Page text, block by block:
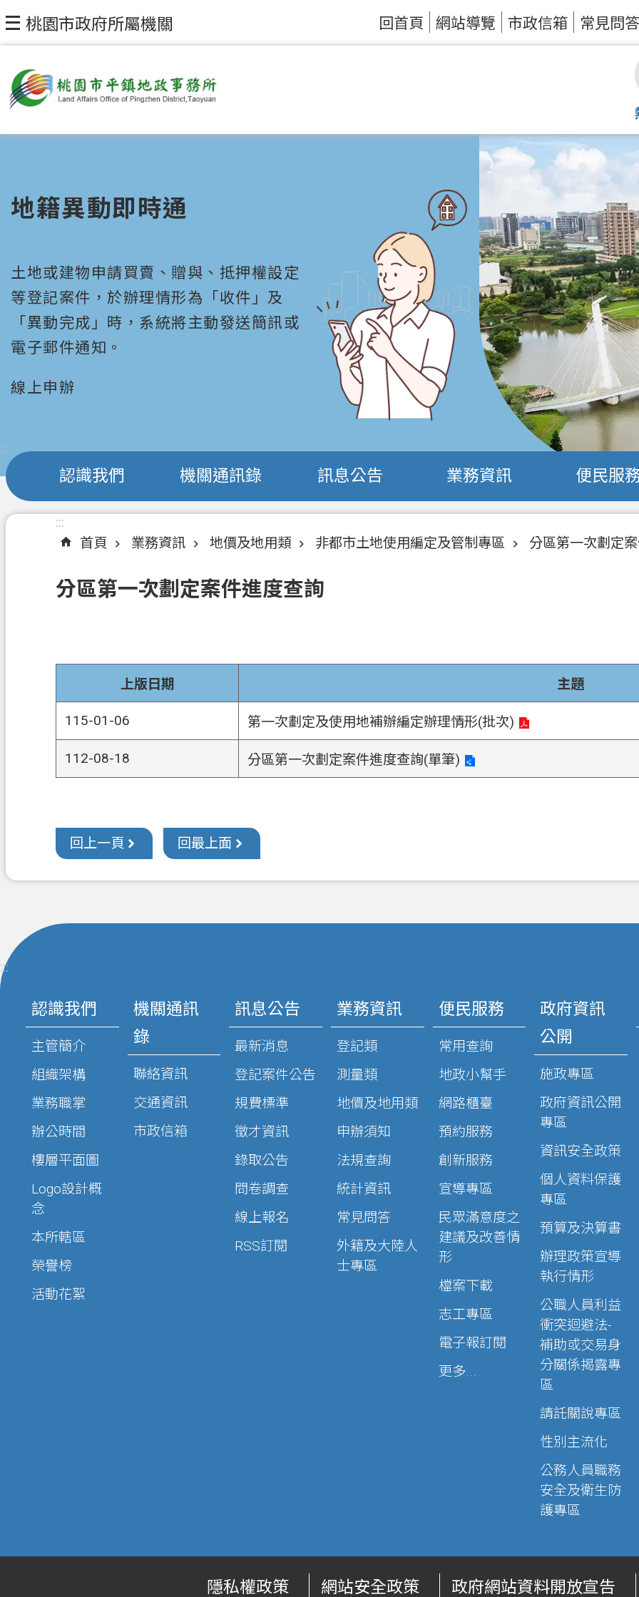
桃園市政府所屬機關 回首頁 網站導覽 市政信箱 常見問答
地籍異動即時通
土地或建物申請買賣、贈與、抵押權設定
等登記案件，於辦理情形為「收件」及
「異動完成」時，系統將主動發送簡訊或
電子郵件通知。
線上申辦
:::
認識我們 機關通訊錄 訊息公告 業務資訊 便民服
:::
首頁
業務資訊 地價及地用類 非都市土地使用編定及管制專區 分區第一次劃定
分區第一次劃定案件進度查詢
上版日期 主題
115-01-06 第一次劃定及使用地補辦編定辦理情形(批次)
112-08-18 分區第一次劃定案件進度查詢(單筆)
回上一頁 回最上面
:::
認識我們
主管簡介
組織架構
業務職掌
辦公時間
樓層平面圖
Logo設計概
念
本所轄區
榮譽榜
活動花絮
機關通訊
錄
聯絡資訊
交通資訊
市政信箱
訊息公告
最新消息
登記案件公告
規費標準
徵才資訊
錄取公告
問卷調查
線上報名
RSS訂閱
業務資訊
登記類
測量類
地價及地用類
申辦須知
法規查詢
統計資訊
常見問答
外籍及大陸人
士專區
便民服務
常用查詢
地政小幫手
網路櫃臺
預約服務
創新服務
宣導專區
民眾滿意度之
建議及改善情
形
檔案下載
志工專區
電子報訂閱
更多...
政府資訊
公開
施政專區
政府資訊公開
專區
資訊安全政策
個人資料保護
專區
預算及決算書
辦理政策宣導
執行情形
公職人員利益
衝突迴避法-
補助或交易身
分關係揭露專
區
請託關說專區
性別主流化
公務人員職務
安全及衛生防
護專區
隱私權政策 網站安全政策 政府網站資料開放宣告